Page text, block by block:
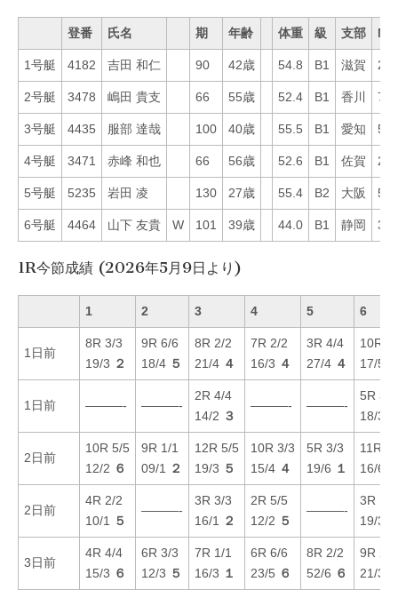
登番 氏名 期 年齢 体重 級 支部 Mo
1号艇 4182 吉田 和仁 90 42歳 54.8 B1 滋賀 26
2号艇 3478 嶋田 貴支 66 55歳 52.4 B1 香川 71
3号艇 4435 服部 達哉 100 40歳 55.5 B1 愛知 53
4号艇 3471 赤峰 和也 66 56歳 52.6 B1 佐賀 24
5号艇 5235 岩田 凌 130 27歳 55.4 B2 大阪 58
6号艇 4464 山下 友貴 W 101 39歳 44.0 B1 静岡 36
1R今節成績 (2026年5月9日より)
1 2 3 4 5 6
1日前
8R 3/3
19/3 ２
9R 6/6
18/4 ５
8R 2/2
21/4 ４
7R 2/2
16/3 ４
3R 4/4
27/4 ４
10R
17/5
1日前 ———- ———-
2R 4/4
14/2 ３
———- ———-
5R 3/3
18/3
2日前
10R 5/5
12/2 ６
9R 1/1
09/1
２
12R 5/5
19/3 ５
10R 3/3
15/4 ４
5R 3/3
19/6 １
11R
16/6
2日前
4R 2/2
10/1
５
———-
3R 3/3
16/1
２
2R 5/5
12/2 ５
———-
3R 1/1
19/3
3日前
4R 4/4
15/3 ６
6R 3/3
12/3 ５
7R 1/1
16/3 １
6R 6/6
23/5 ６
8R 2/2
52/6 ６
9R 2/2
21/3